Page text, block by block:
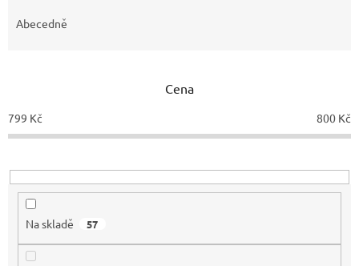
o
d
k
t
Abecedně
Cena
799 Kč 800 Kč
Na skladě 57